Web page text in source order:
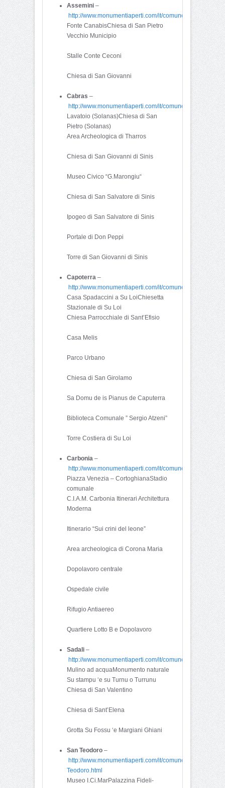
Assemini –
http://www.monumentiaperti.com/it/comune/336/
Fonte CanabisChiesa di San Pietro
Vecchio Municipio
Stalle Conte Ceconi
Chiesa di San Giovanni
Cabras –
http://www.monumentiaperti.com/it/comune/3259/
Lavatoio (Solanas)Chiesa di San
Pietro (Solanas)
Area Archeologica di Tharros
Chiesa di San Giovanni di Sinis
Museo Civico “G.Marongiu“
Chiesa di San Salvatore di Sinis
Ipogeo di San Salvatore di Sinis
Portale di Don Peppi
Torre di San Giovanni di Sinis
Capoterra –
http://www.monumentiaperti.com/it/comune/343/
Casa Spadaccini a Su LoiChiesetta
Stazionale di Su Loi
Chiesa Parrocchiale di Sant’Efisio
Casa Melis
Parco Urbano
Chiesa di San Girolamo
Sa Domu de is Pianus de Caputerra
Biblioteca Comunale ” Sergio Atzeni”
Torre Costiera di Su Loi
Carbonia –
http://www.monumentiaperti.com/it/comune/344/
Piazza Venezia – CortoghianaStadio
comunale
C.I.A.M. Carbonia Itinerari Architettura
Moderna
Itinerario “Sui crini del leone”
Area archeologica di Corona Maria
Dopolavoro centrale
Ospedale civile
Rifugio Antiaereo
Quartiere Lotto B e Dopolavoro
Sadali –
http://www.monumentiaperti.com/it/comune/385/
Mulino ad acquaMonumento naturale
Su stampu ‘e su Turnu o Turrunu
Chiesa di San Valentino
Chiesa di Sant’Elena
Grotta Su Fossu ‘e Margiani Ghiani
San Teodoro –
http://www.monumentiaperti.com/it/comune/3608/San-
Teodoro.html
Museo I.Ci.MarPalazzina Fideli-